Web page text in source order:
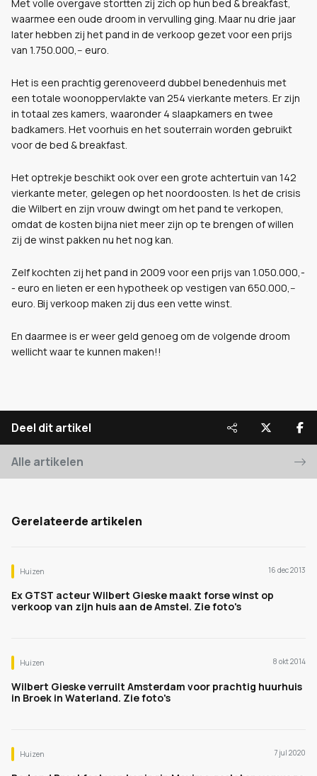
Met volle overgave stortten zij zich op hun bed & breakfast,
waarmee een oude droom in vervulling ging. Maar nu drie jaar
later hebben zij het pand in de verkoop gezet voor een prijs
van 1.750.000,-- euro.
Het is een prachtig gerenoveerd dubbel benedenhuis met
een totale woonoppervlakte van 254 vierkante meters. Er zijn
in totaal zes kamers, waaronder 4 slaapkamers en twee
badkamers. Het voorhuis en het souterrain worden gebruikt
voor de bed & breakfast.
Het optrekje beschikt ook over een grote achtertuin van 142
vierkante meter, gelegen op het noordoosten. Is het de crisis
die Wilbert en zijn vrouw dwingt om het pand te verkopen,
omdat de kosten bijna niet meer zijn op te brengen of willen
zij de winst pakken nu het nog kan.
Zelf kochten zij het pand in 2009 voor een prijs van 1.050.000,-
- euro en lieten er een hypotheek op vestigen van 650.000,--
euro. Bij verkoop maken zij dus een vette winst.
En daarmee is er weer geld genoeg om de volgende droom
wellicht waar te kunnen maken!!
Deel dit artikel
Alle artikelen
Gerelateerde artikelen
Huizen 16 dec 2013
Ex GTST acteur Wilbert Gieske maakt forse winst op
verkoop van zijn huis aan de Amstel. Zie foto's
Huizen 8 okt 2014
Wilbert Gieske verruilt Amsterdam voor prachtig huurhuis
in Broek in Waterland. Zie foto's
Huizen 7 jul 2020